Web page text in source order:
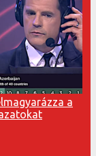
a